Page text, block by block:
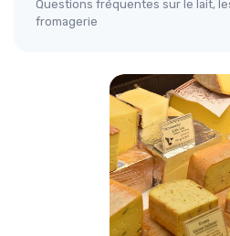
Questions fréquentes sur le lait,
fromagerie